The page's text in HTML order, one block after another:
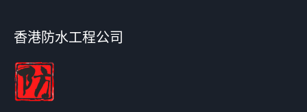
香港防水工程公司